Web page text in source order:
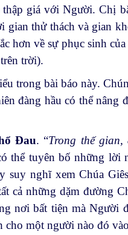
giá với Người. Chị
gian thử thách và gian
hơn về sự phục sinh
trời).
trong bài báo này.
đàng hầu có thể nâng
Đau. “Trong thế gian,
thể tuyên bố những lời
nghĩ xem Chúa
cả những dặm đường
nơi bất tiện mà Người
một người nào đó